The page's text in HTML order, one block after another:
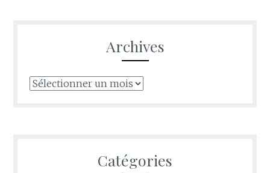
Archives
Archives
Catégories